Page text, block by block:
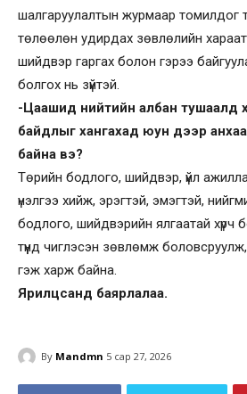
шалгаруулалтын журмаар томилдог
төлөөлөн удирдах зөвлөлийн
шийдвэр гаргах болон гэрээ
болгох нь зүйтэй.
-Цаашид нийтийн албан тушаалд
байдлыг хангахад юун дээр
байна вэ?
Төрийн бодлого, шийдвэр, үйл
үнэлгээ хийж, эрэгтэй, эмэгтэй,
бодлого, шийдвэрийн ялгаатай хүрч
түүнд чиглэсэн зөвлөмж
гэж харж байна.
Ярилцсанд баярлалаа.
By Mandmn 5 сар 27, 2026